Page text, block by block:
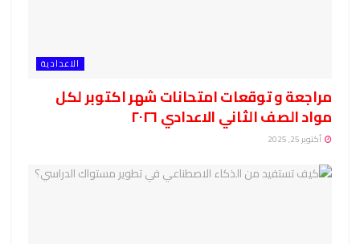
الاعدادية
مراجعة و توقعات امتحانات شهر اكتوبر لكل
مواد الصف الثاني الاعدادي ٢٠٢٦
أكتوبر 25, 2025